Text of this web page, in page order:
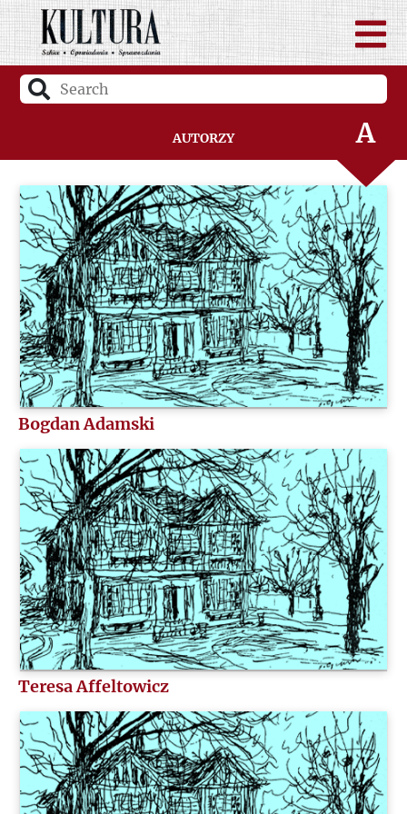
Autorzy
A
B
C
D
F
G
I
J
K
L
Ł
M
N
Bogdan Adamski
Teresa Affeltowicz